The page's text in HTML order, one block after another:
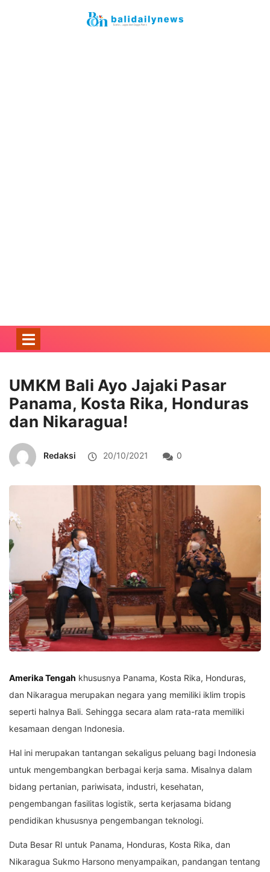
UMKM Bali Ayo Jajaki Pasar
Panama, Kosta Rika, Honduras
dan Nikaragua!
Redaksi 20/10/2021 0
Amerika Tengah khususnya Panama, Kosta Rika, Honduras,
dan Nikaragua merupakan negara yang memiliki iklim tropis
seperti halnya Bali. Sehingga secara alam rata-rata memiliki
kesamaan dengan Indonesia.
Hal ini merupakan tantangan sekaligus peluang bagi Indonesia
untuk mengembangkan berbagai kerja sama. Misalnya dalam
bidang pertanian, pariwisata, industri, kesehatan,
pengembangan fasilitas logistik, serta kerjasama bidang
pendidikan khususnya pengembangan teknologi.
Duta Besar RI untuk Panama, Honduras, Kosta Rika, dan
Nikaragua Sukmo Harsono menyampaikan, pandangan tentang